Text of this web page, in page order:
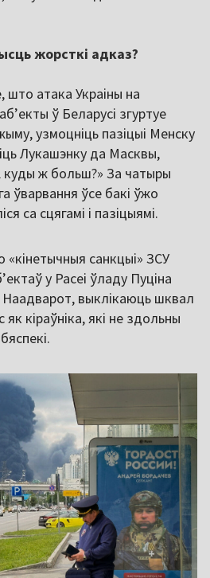
жорсткі адказ?
што атака Украіны на
ў Беларусі згуртуе
узмоцніць пазіцыі Менску
Лукашэнку да Масквы,
куды ж больш?» За чатыры
ўварвання ўсе бакі ўжо
са сцягамі і пазіцыямі.
санкцыі» ЗСУ
у Расеі ўладу Пуціна
Наадварот, выклікаюць шквал
кіраўніка, які не здольны